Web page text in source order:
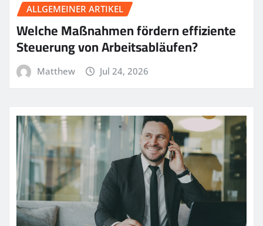
ALLGEMEINER ARTIKEL
Welche Maßnahmen fördern effiziente
Steuerung von Arbeitsabläufen?
Matthew Jul 24, 2026